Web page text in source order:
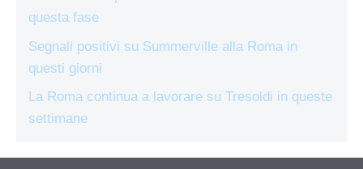
questa fase
Segnali positivi su Summerville alla Roma in
questi giorni
La Roma continua a lavorare su Tresoldi in queste
settimane